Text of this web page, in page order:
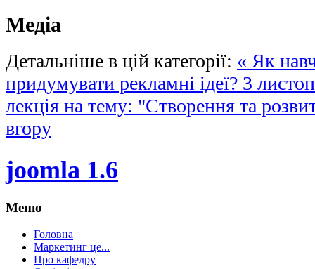
Медіа
Детальніше в цій категорії: « Як
придумувати рекламні ідеї? 3
лекція на тему: "Створення та
вгору
joomla 1.6
Меню
Головна
Маркетинг це...
Про кафедру